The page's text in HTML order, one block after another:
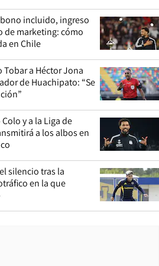
incluido, ingreso
de marketing: cómo
en Chile
Tobar a Héctor Jona
de Huachipato: “Se
y a la Liga de
a los albos en
silencio tras la
en la que